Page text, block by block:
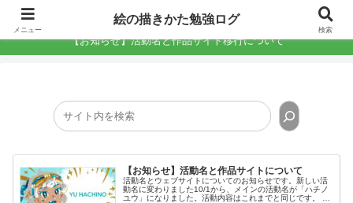
絵の描きかた勉強ログ
【お知らせ】活動名と作品サイト移行について
【お知らせ】活動名と作品サイトについて
活動名とウェブサイトについてのお知らせです。新しい活
動名に変わりました10/1から、メインの活動名が「ハチノ
ユウ」になりました。活動内容はこれまでと同じです。 今
メニュー
絵の描きかた勉強ログ
検索